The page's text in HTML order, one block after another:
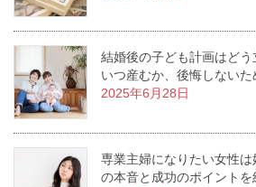
結婚後の子ども計画はどう
いつ産むか、後悔しない
2025年6月28日
専業主婦になりたい女性
の本音と成功のポイントを